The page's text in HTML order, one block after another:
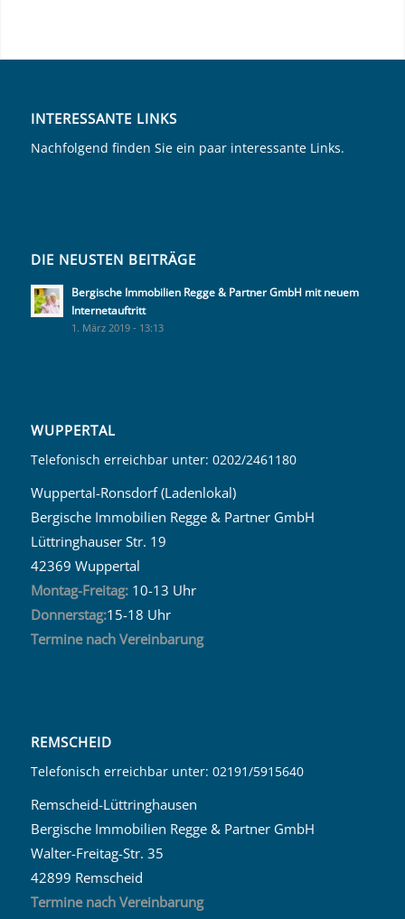
INTERESSANTE LINKS
Nachfolgend finden Sie ein paar interessante Links.
DIE NEUSTEN BEITRÄGE
Bergische Immobilien Regge & Partner GmbH mit neuem
Internetauftritt
1. März 2019 - 13:13
WUPPERTAL
Telefonisch erreichbar unter: 0202/2461180
Wuppertal-Ronsdorf (Ladenlokal)
Bergische Immobilien Regge & Partner GmbH
Lüttringhauser Str. 19
42369 Wuppertal
Montag-Freitag:10-13 Uhr
Donnerstag:15-18 Uhr
Termine nach Vereinbarung
REMSCHEID
Telefonisch erreichbar unter: 02191/5915640
Remscheid-Lüttringhausen
Bergische Immobilien Regge & Partner GmbH
Walter-Freitag-Str. 35
42899 Remscheid
Termine nach Vereinbarung